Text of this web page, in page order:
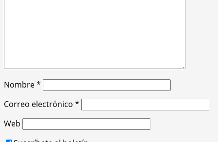
Nombre*
Correo electrónico *
Web